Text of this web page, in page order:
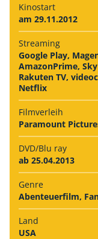
Kinostart
am 29.11.2012
Streaming
Google Play,
AmazonPrime,
Rakuten TV,
Netflix
Filmverleih
Paramount
DVD/Blu ray
ab 25.04.2013
Genre
Abenteuerfilm,
Land
USA